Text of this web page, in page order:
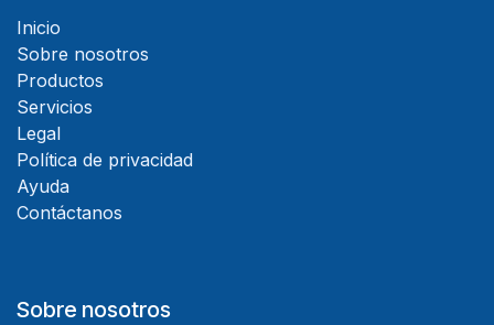
Inicio
Sobre nosotros
Productos
Servicios
Legal
Política de privacidad
Ayuda
Contáctanos
Sobre nosotros